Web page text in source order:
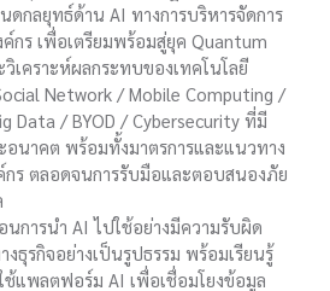
ดกลยุทธ์ด้าน AI ทางการบริหารจัดการ
กร เพื่อเตรียมพร้อมสู่ยุค Quantum
เคราะห์ผลกระทบของเทคโนโลยี
Network / Mobile Computing /
Data / BYOD / Cybersecurity ที่มี
นาคต พร้อมทั้งมาตรการและแนวทาง
กร ตลอดจนการรับมือและตอบสนองภัย
นการนำ AI ไปใช้อย่างมีความรับผิด
ธุรกิจอย่างเป็นรูปธรรม พร้อมเรียนรู้
แพลตฟอร์ม AI เพื่อเชื่อมโยงข้อมูล